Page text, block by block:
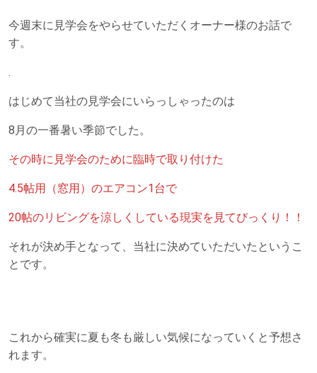
今週末に見学会をやらせていただくオーナー様のお話で
す。
.
はじめて当社の見学会にいらっしゃったのは
8月の一番暑い季節でした。
その時に見学会のために臨時で取り付けた
4.5帖用（窓用）のエアコン1台で
20帖のリビングを涼しくしている現実を見てびっくり！！
それが決め手となって、当社に決めていただいたというこ
とです。
これから確実に夏も冬も厳しい気候になっていくと予想さ
れます。